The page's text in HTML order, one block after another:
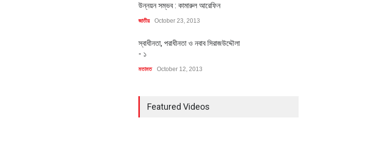
উন্নয়ন সম্ভব : কামারুল আরেফিন
জাতীয় October 23, 2013
স্বাধীনতা, পরাধীনতা ও নবাব সিরাজউদ্দৌলা
- ১
মতামত October 12, 2013
Featured Videos